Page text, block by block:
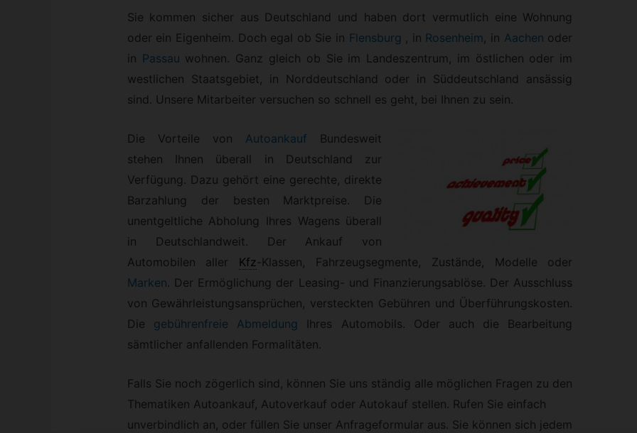
Sie kommen sicher aus Deutschland und haben dort vermutlich eine Wohnung
oder ein Eigenheim. Doch egal ob Sie in Flensburg , in Rosenheim, in Aachen oder
in Passau wohnen. Ganz gleich ob Sie im Landeszentrum, im östlichen oder im
westlichen Staatsgebiet, in Norddeutschland oder in Süddeutschland ansässig
sind. Unsere Mitarbeiter versuchen so schnell es geht, bei Ihnen zu sein.
Die Vorteile von Autoankauf Bundesweit
stehen Ihnen überall in Deutschland zur
Verfügung. Dazu gehört eine gerechte, direkte
Barzahlung der besten Marktpreise. Die
unentgeltliche Abholung Ihres Wagens überall
in Deutschlandweit. Der Ankauf von
Automobilen aller
Kfz Klassen, Fahrzeugsegmente, Zustände, Modelle oder
Marken. Der Ermöglichung der Leasing- und Finanzierungsablöse. Der Ausschluss
von Gewährleistungsansprüchen, versteckten Gebühren und Überführungskosten.
Die gebührenfreie Abmeldung
Ihres Automobils. Oder auch die Bearbeitung
sämtlicher anfallenden Formalitäten.
Falls Sie noch zögerlich sind, können Sie uns ständig alle möglichen Fragen zu den
Thematiken Autoankauf, Autoverkauf oder Autokauf stellen. Rufen Sie einfach
unverbindlich an, oder füllen Sie unser Anfrageformular aus. Sie können sich jedem